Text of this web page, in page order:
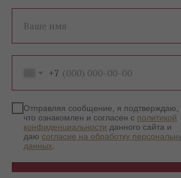
Ваше имя
+7
Отправляя сообщение, я подтверждаю,
что ознакомлен и согласен с политикой
конфиденциальности данного сайта и
даю согласие на обработку
данных